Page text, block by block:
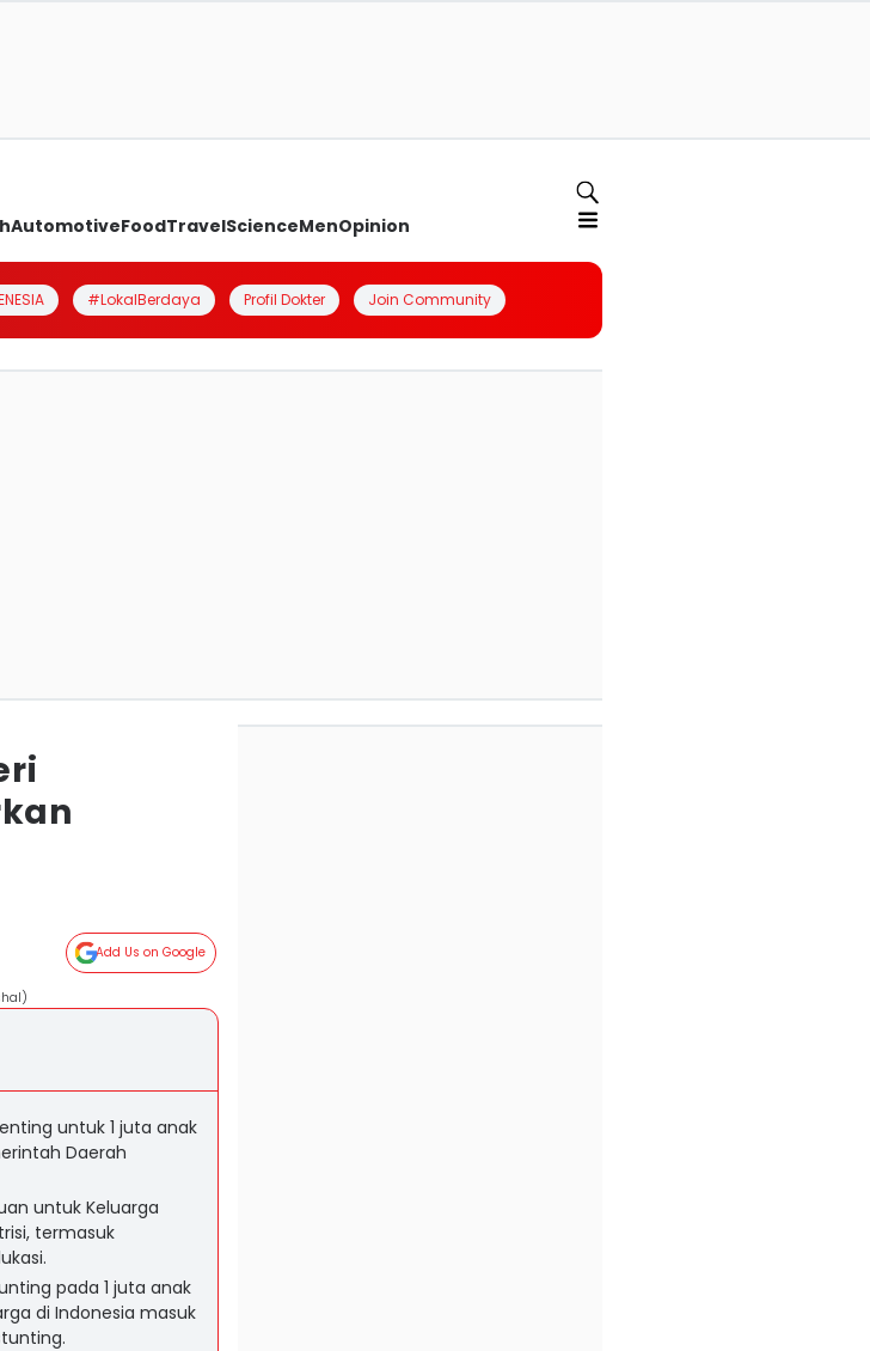
AutomotiveFoodTravelScienceMenOpinion
#LokalBerdaya Profil Dokter Join Community
Add Us on Google
untuk 1 juta anak
Daerah
untuk Keluarga
termasuk
pada 1 juta anak
di Indonesia masuk